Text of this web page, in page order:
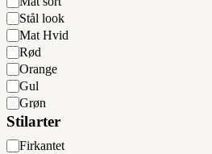
Stål look
Mat Hvid
Rød
Orange
Gul
Grøn
Stilarter
Stilarter
Firkantet